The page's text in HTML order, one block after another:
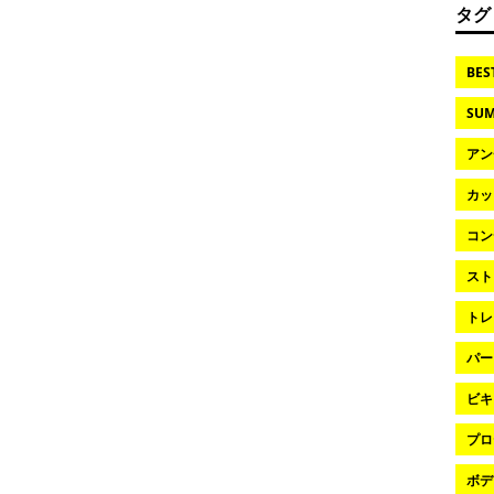
タグ
ア
カ
コ
ス
ト
パ
ビ
プ
ボ